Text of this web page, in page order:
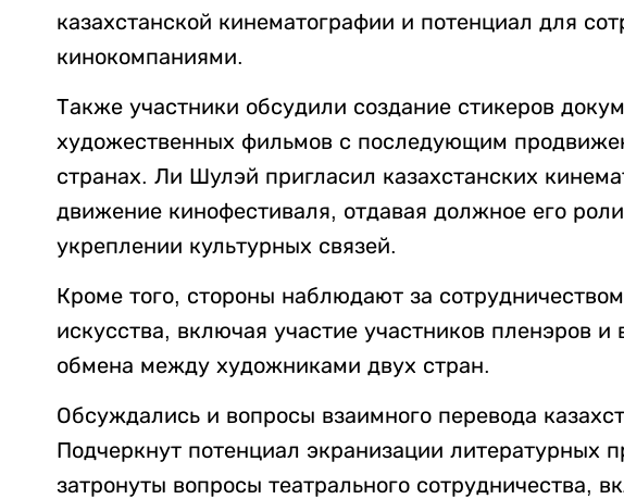
казахстанской кинематографии и потенциал для
кинокомпаниями.
Также участники обсудили создание стикеров
художественных фильмов с последующим
странах. Ли Шулэй пригласил казахстанских
движение кинофестиваля, отдавая должное его
укреплении культурных связей.
Кроме того, стороны наблюдают за
искусства, включая участие участников пленэров и
обмена между художниками двух стран.
Обсуждались и вопросы взаимного перевода
Подчеркнут потенциал экранизации литературных
затронуты вопросы театрального сотрудничества,